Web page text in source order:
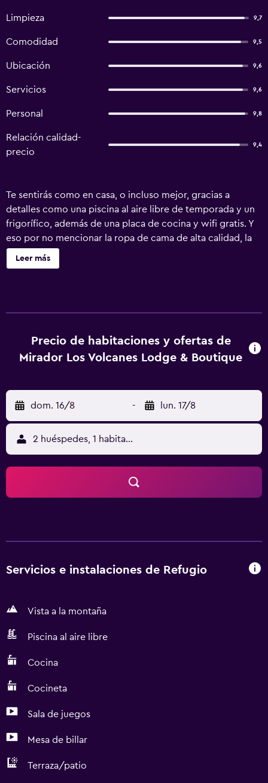
Limpieza 9,7
Comodidad 9,5
Ubicación 9,6
Servicios 9,6
Personal 9,8
Relación calidad-
precio
9,4
Te sentirás como en casa, o incluso mejor, gracias a
detalles como una piscina al aire libre de temporada y un
frigorífico, además de una placa de cocina y wifi gratis. Y
eso por no mencionar la ropa de cama de alta calidad, la
lavandería, las toallas y los utensilios de cocina.
Leer más
Precio de habitaciones y ofertas de
Mirador Los Volcanes Lodge & Boutique
dom. 16/8 - lun. 17/8
2 huéspedes, 1 habitación
Servicios e instalaciones de Refugio
Vista a la montaña
Piscina al aire libre
Cocina
Cocineta
Sala de juegos
Mesa de billar
Terraza/patio